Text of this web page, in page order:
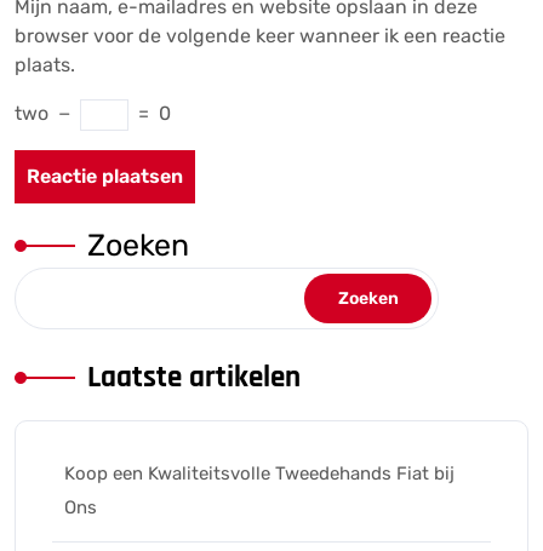
Mijn naam, e-mailadres en website opslaan in deze
browser voor de volgende keer wanneer ik een reactie
plaats.
two − = 0
Zoeken
Zoeken
Laatste artikelen
Koop een Kwaliteitsvolle Tweedehands Fiat bij
Ons